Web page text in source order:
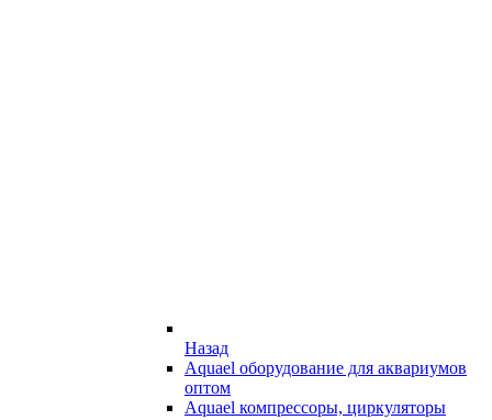
Назад
Aquael оборудование для аквариумов
оптом
Aquael компрессоры, циркуляторы